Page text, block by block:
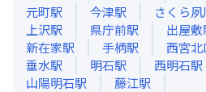
元町駅 今津駅 さくら夙
上沢駅 県庁前駅 出屋敷
新在家駅 手柄駅 西宮北
垂水駅 明石駅 西明石駅
山陽明石駅 藤江駅